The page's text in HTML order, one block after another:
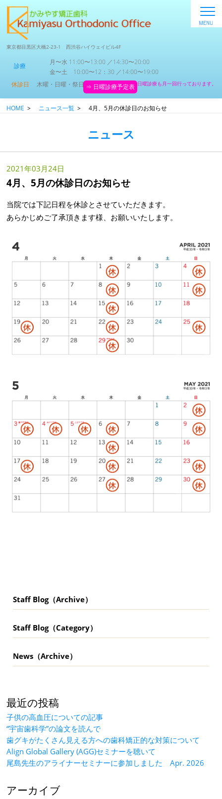
東京都目黒区大橋2-23-1 西渋谷ハイウェイビル4F
診療
月〜水 11:00〜13:00 ／14:30〜20:00
金〜土 10:00〜12：30 ／14:00〜19:00
休診日
木曜・日曜・祭日 ⇒ 日曜診療予定表 日曜診療も月一回行っております。
HOME > ニュース一覧 > 4月、5月の休診日のお知らせ
ニュース
2021年03月24日
4月、5月の休診日のお知らせ
当院では下記日程を休診とさせていただきます。
あらかじめご了承頂きます様、お願いいたします。
Staff Blog（Archive）
Staff Blog（Category）
News（Archive）
最近の投稿
子供の高血圧についての記事
“宇宙歯科学”の論文を読んで
歯グキがたくさん見える方への歯科矯正的な対策について
Align Global Gallery (AGG)セミナーを聴いて
尾島先生のアライナーセミナーに参加しました Apr. 2026
アーカイブ